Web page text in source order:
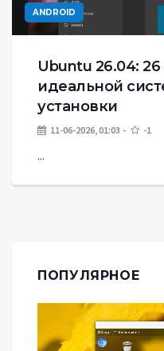
ANDROID
Ubuntu 26.04:
идеальной
установки
11-06-2026, 01:03 -1
...
ПОПУЛЯРНОЕ